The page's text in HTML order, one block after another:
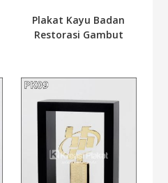
Plakat Kayu Badan
Restorasi Gambut